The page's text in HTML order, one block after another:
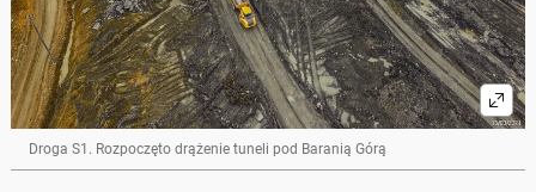
Droga S1. Rozpoczęto drążenie tuneli pod Baranią Górą